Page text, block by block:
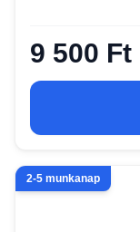
9 500 Ft
2-5 munkanap